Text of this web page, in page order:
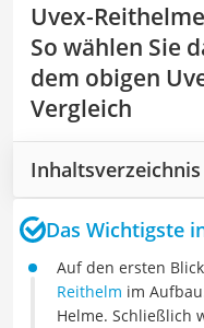
Uvex-
So wählen Sie
dem obigen
Vergleich
Inhaltsverzeichnis
Das Wichtigste
Auf den ersten
Reithelm im
Helme. Schließlich